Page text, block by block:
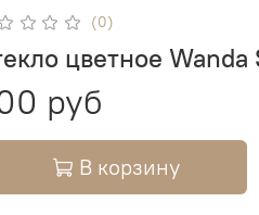
(0)
цветное Wanda
руб
В корзину